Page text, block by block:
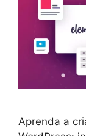
Aprenda a